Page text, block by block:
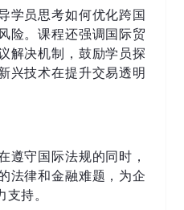
学员思考如何优化跨国
险。课程还强调国际贸
解决机制，鼓励学员探
兴技术在提升交易透明
遵守国际法规的同时，
法律和金融难题，为企
持。